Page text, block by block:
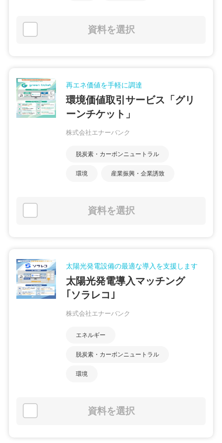
資料を選択
再エネ価値を手軽に調達
環境価値取引サービス「グリ
ーンチケット」
株式会社エナーバンク
脱炭素・カーボンニュートラル
環境 産業振興・企業誘致
資料を選択
太陽光発電設備の最適な導入を支援します
太陽光発電導入マッチング
｢ソラレコ｣
株式会社エナーバンク
エネルギー
脱炭素・カーボンニュートラル
環境
資料を選択